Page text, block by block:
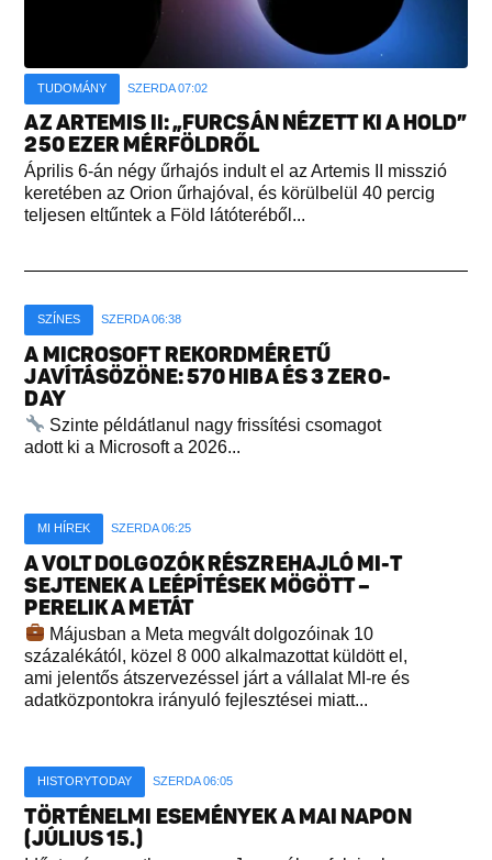
TUDOMÁNY SZERDA 07:02
AZ ARTEMIS II: „FURCSÁN NÉZETT KI A HOLD”
250 EZER MÉRFÖLDRŐL
Április 6-án négy űrhajós indult el az Artemis II misszió
keretében az Orion űrhajóval, és körülbelül 40 percig
teljesen eltűntek a Föld látóteréből...
SZÍNES SZERDA 06:38
A MICROSOFT REKORDMÉRETŰ
JAVÍTÁSÖZÖNE: 570 HIBA ÉS 3 ZERO-
DAY
Szinte példátlanul nagy frissítési csomagot
adott ki a Microsoft a 2026...
MI HÍREK SZERDA 06:25
A VOLT DOLGOZÓK RÉSZREHAJLÓ MI-T
SEJTENEK A LEÉPÍTÉSEK MÖGÖTT –
PERELIK A METÁT
Májusban a Meta megvált dolgozóinak 10
százalékától, közel 8 000 alkalmazottat küldött el,
ami jelentős átszervezéssel járt a vállalat MI-re és
adatközpontokra irányuló fejlesztései miatt...
HISTORYTODAY SZERDA 06:05
TÖRTÉNELMI ESEMÉNYEK A MAI NAPON
(JÚLIUS 15.)